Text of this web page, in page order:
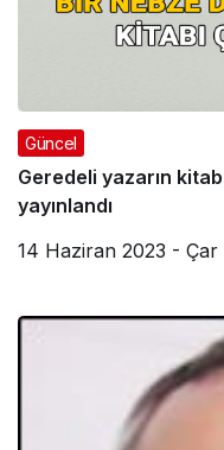
Güncel
Geredeli yazarın
yayınlandı
14 Haziran 2023 - Çar